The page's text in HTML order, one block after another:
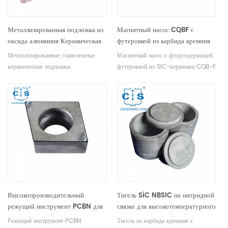
Металлизированная подложка из
оксида алюминия Керамическая
подложка DBC Обработанная
DPC
Металлизированные глиноземные
керамические подложки
плакированные медью пластины с
электропроводностью,
теплопроводностью и высокими
изоляционными свойствами,
образованные путем металлизации
глиноземных керамических подложек
Магнитный насос CQBF с
футеровкой из карбида кремния
Магнитный насос с фторсодержащей
футеровкой из SiC-керамики CQB-F
(поливинилиденфторида) с
металлическим корпусом,
обеспечивающим устойчивость к
механическим воздействиям для
входных диаметров менее 32 мм.
Высокопроизводительный
режущий инструмент PCBN для
твердых материалов
Режущий инструмент PCBN
Тигель SiC NBSIC на нитридной
связке для высокотемпературного
использования
Тигель из карбида кремния с